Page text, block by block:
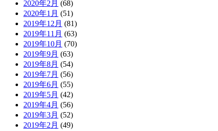
2020年2月 (68)
2020年1月 (51)
2019年12月 (81)
2019年11月 (63)
2019年10月 (70)
2019年9月 (63)
2019年8月 (54)
2019年7月 (56)
2019年6月 (55)
2019年5月 (42)
2019年4月 (56)
2019年3月 (52)
2019年2月 (49)